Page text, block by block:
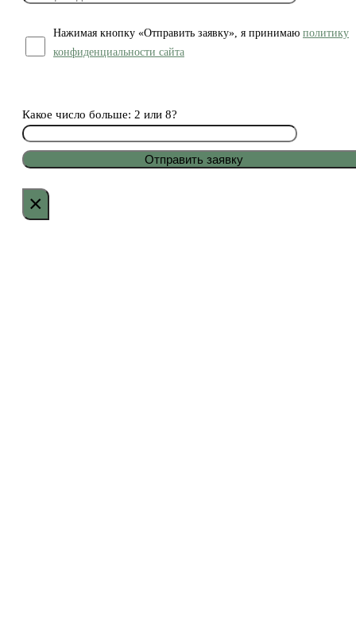
Нажимая кнопку «Отправить заявку», я принимаю политику
конфиденциальности сайта
Какое число больше: 2 или 8?
×